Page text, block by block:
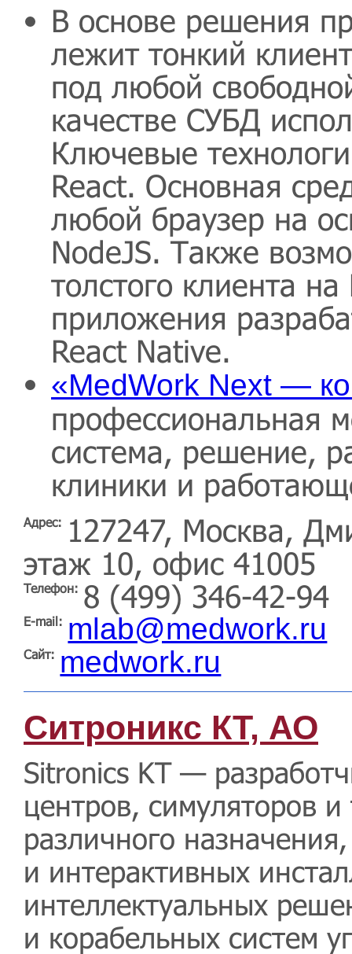
В основе решения
лежит тонкий
под любой
качестве СУБД
Ключевые
React. Основная
любой браузер на
NodeJS. Также
толстого клиента
приложения
React Native.
«MedWork Next —
профессиональная
система, решение,
клиники и
Адрес: 127247, Москва,
этаж 10, офис 41005
Телефон: 8 (499) 346-42-94
E-mail: mlab@medwork.ru
Сайт: medwork.ru
Ситроникс КТ, АО
Sitronics KT —
центров, симуляторов
различного
и интерактивных
интеллектуальных
и корабельных систем